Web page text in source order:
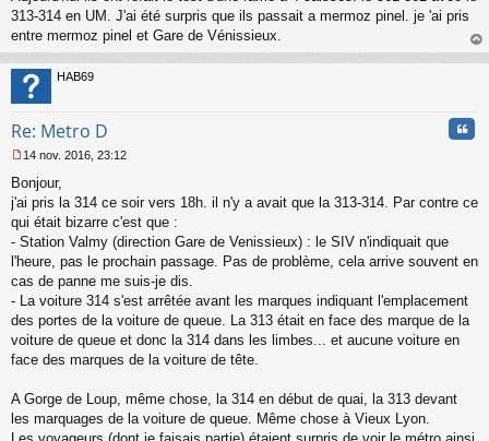
s
s
g
e
n
n
u
313-314 en UM. J'ai été surpris que ils passait a mermoz pinel. je 'ai pris
entre mermoz pinel et Gare de Vénissieux.
au
HAB69
Re: Metro D
e
s
s
g
e
n
o
u
14 nov. 2016, 23:12
Bonjour,
j'ai pris la 314 ce soir vers 18h. il n'y a avait que la 313-314. Par contre ce
qui était bizarre c'est que :
- Station Valmy (direction Gare de Venissieux) : le SIV n'indiquait que
l'heure, pas le prochain passage. Pas de problème, cela arrive souvent en
cas de panne me suis-je dis.
- La voiture 314 s'est arrêtée avant les marques indiquant l'emplacement
des portes de la voiture de queue. La 313 était en face des marque de la
voiture de queue et donc la 314 dans les limbes... et aucune voiture en
face des marques de la voiture de tête.
A Gorge de Loup, même chose, la 314 en début de quai, la 313 devant
les marquages de la voiture de queue. Même chose à Vieux Lyon.